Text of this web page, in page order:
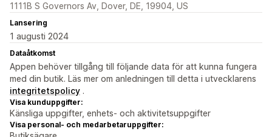
1111B S Governors Av, Dover, DE, 19904, US
Lansering
1 augusti 2024
Dataåtkomst
Appen behöver tillgång till följande data för att kunna fungera
med din butik. Läs mer om anledningen till detta i utvecklarens
integritetspolicy .
Visa kunduppgifter:
Känsliga uppgifter, enhets- och aktivitetsuppgifter
Visa personal- och medarbetaruppgifter: